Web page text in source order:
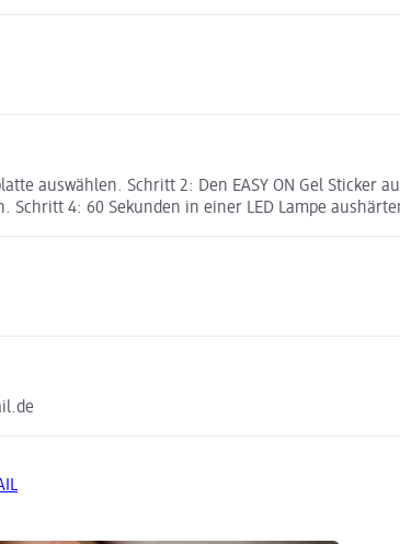
auswählen. Schritt 2: Den EASY ON Gel Sticker
Schritt 4: 60 Sekunden in einer LED Lampe